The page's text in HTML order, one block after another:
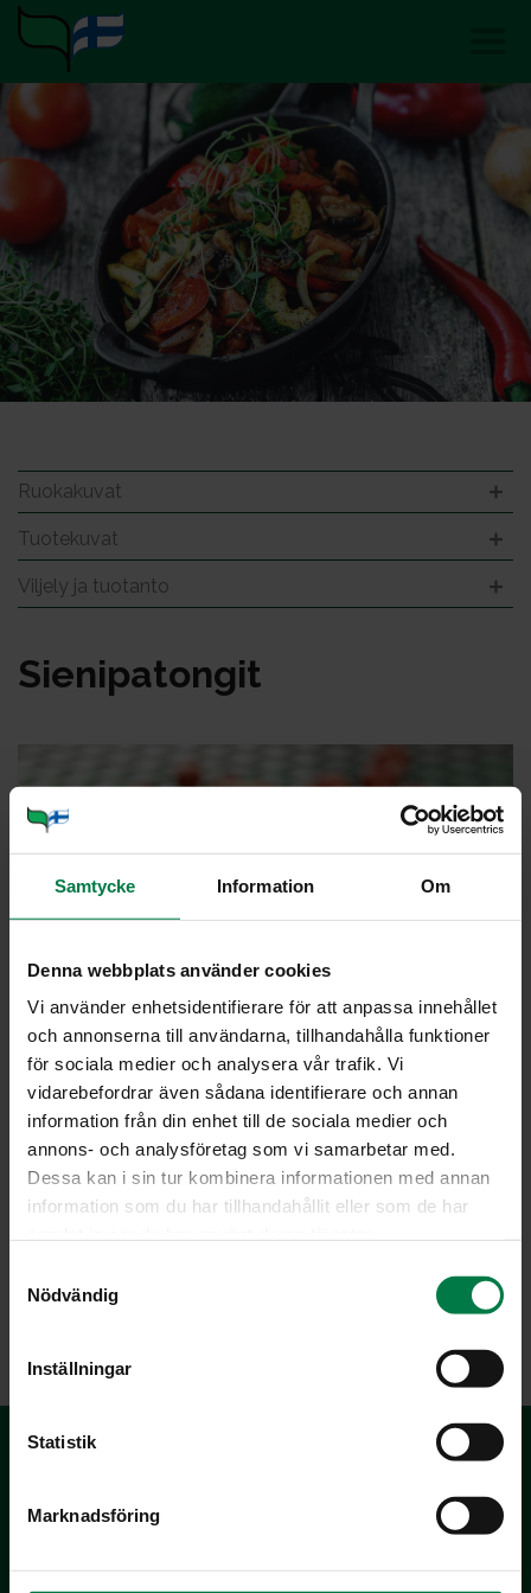
Samtycke Information Om
Denna webbplats använder cookies
Vi använder enhetsidentifierare för att anpassa innehållet
och annonserna till användarna, tillhandahålla funktioner
för sociala medier och analysera vår trafik. Vi
vidarebefordrar även sådana identifierare och annan
information från din enhet till de sociala medier och
annons- och analysföretag som vi samarbetar med.
Dessa kan i sin tur kombinera informationen med annan
information som du har tillhandahållit eller som de har
c
Nödvändig
Inställningar
Statistik
Marknadsföring
Ruokakuvat
Tuotekuvat
Viljely ja tuotanto
Sie­ni­pa­ton­git